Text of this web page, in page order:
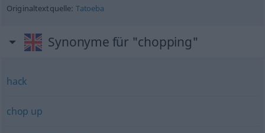
Originaltextquelle: Tatoeba
Synonyme für "chopping"
hack
chop up